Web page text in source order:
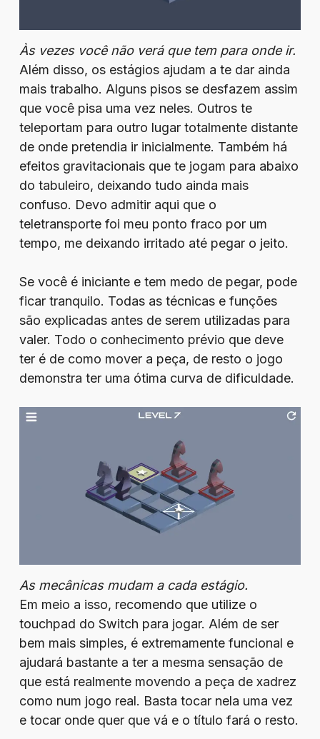
Às vezes você não verá que tem para onde ir.
Além disso, os estágios ajudam a te dar ainda
mais trabalho. Alguns pisos se desfazem assim
que você pisa uma vez neles. Outros te
teleportam para outro lugar totalmente distante
de onde pretendia ir inicialmente. Também há
efeitos gravitacionais que te jogam para abaixo
do tabuleiro, deixando tudo ainda mais
confuso. Devo admitir aqui que o
teletransporte foi meu ponto fraco por um
tempo, me deixando irritado até pegar o jeito.
Se você é iniciante e tem medo de pegar, pode
ficar tranquilo. Todas as técnicas e funções
são explicadas antes de serem utilizadas para
valer. Todo o conhecimento prévio que deve
ter é de como mover a peça, de resto o jogo
demonstra ter uma ótima curva de dificuldade.
As mecânicas mudam a cada estágio.
Em meio a isso, recomendo que utilize o
touchpad do Switch para jogar. Além de ser
bem mais simples, é extremamente funcional e
ajudará bastante a ter a mesma sensação de
que está realmente movendo a peça de xadrez
como num jogo real. Basta tocar nela uma vez
e tocar onde quer que vá e o título fará o resto.